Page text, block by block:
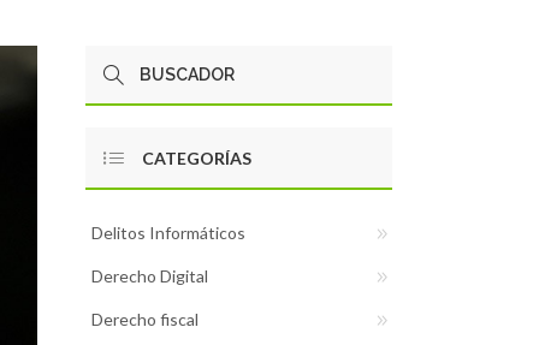
CATEGORÍAS
Delitos Informáticos
Derecho Digital
Derecho fiscal